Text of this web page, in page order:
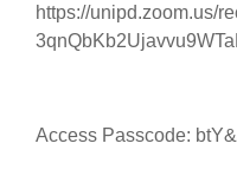
https://unipd.zoom.us/
Access Passcode: